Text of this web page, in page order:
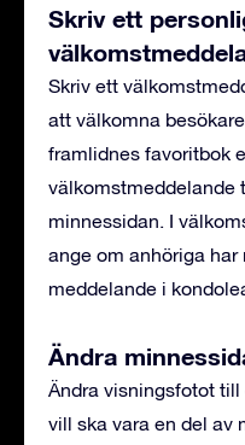
Skriv ett
Skriv ett
att välkomna
framlidnes favoritbok
välkomstmeddelande
minnessidan. I
ange om anhöriga
meddelande i
Ändra
Ändra visningsfotot
vill ska vara en del av